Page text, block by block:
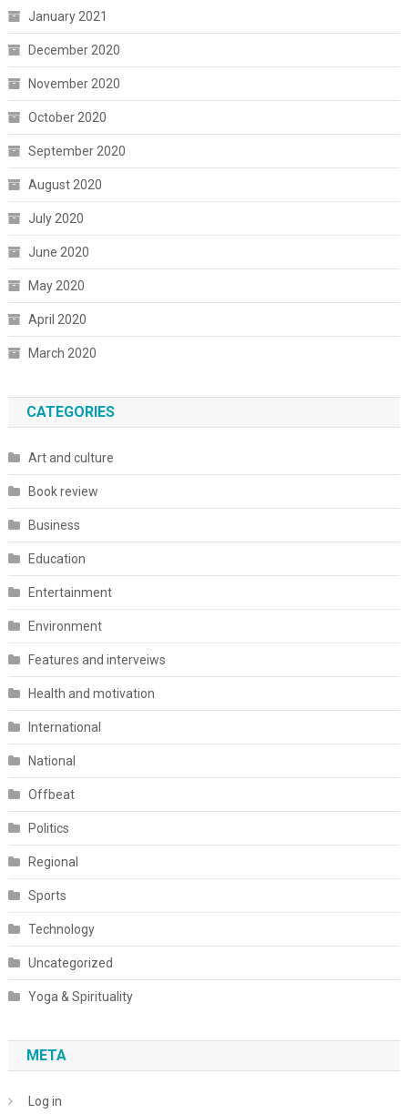
January 2021
December 2020
November 2020
October 2020
September 2020
August 2020
July 2020
June 2020
May 2020
April 2020
March 2020
CATEGORIES
Art and culture
Book review
Business
Education
Entertainment
Environment
Features and interveiws
Health and motivation
International
National
Offbeat
Politics
Regional
Sports
Technology
Uncategorized
Yoga & Spirituality
META
Log in